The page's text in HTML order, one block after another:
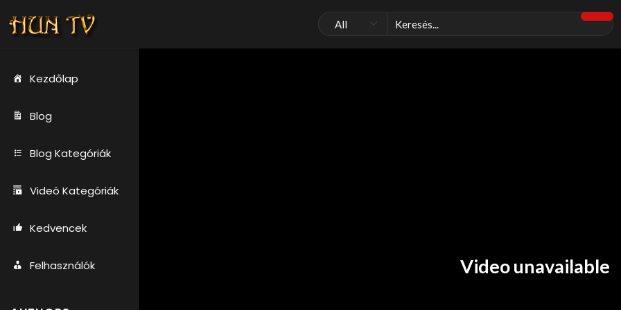
Kezdőlap
Blog
Blog Kategóriák
Videó Kategóriák
Kedvencek
Felhasználók Video unavailable